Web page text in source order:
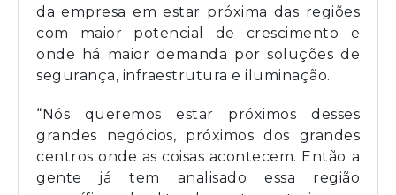
da empresa em estar próxima das regiões
com maior potencial de crescimento e
onde há maior demanda por soluções de
segurança, infraestrutura e iluminação.
“Nós queremos estar próximos desses
grandes negócios, próximos dos grandes
centros onde as coisas acontecem. Então a
gente já tem analisado essa região